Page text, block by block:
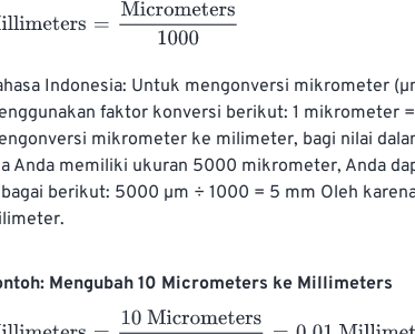
Micrometers1000
Indonesia: Untuk mengonversi mikrometer
faktor konversi berikut: 1 mikrometer
mikrometer ke milimeter, bagi nilai
Anda memiliki ukuran 5000 mikrometer, Anda
berikut: 5000 µm ÷ 1000 = 5 mm Oleh
Mengubah 10 Micrometers ke Millimeters
10 Micrometers1000=0.01 Millimeters